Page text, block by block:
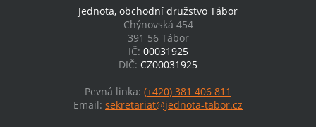
Jednota, obchodní družstvo Tábor
Chýnovská 454
391 56 Tábor
IČ: 00031925
DIČ: CZ00031925
Pevná linka: (+420) 381 406 811
Email: sekretariat@jednota-tabor.cz